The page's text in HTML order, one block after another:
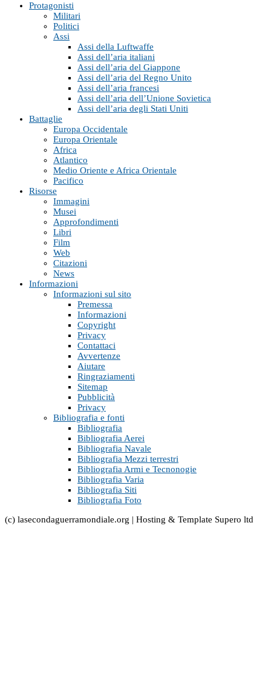
Protagonisti
Militari
Politici
Assi
Assi della Luftwaffe
Assi dell’aria italiani
Assi dell’aria del Giappone
Assi dell’aria del Regno Unito
Assi dell’aria francesi
Assi dell’aria dell’Unione Sovietica
Assi dell’aria degli Stati Uniti
Battaglie
Europa Occidentale
Europa Orientale
Africa
Atlantico
Medio Oriente e Africa Orientale
Pacifico
Risorse
Immagini
Musei
Approfondimenti
Libri
Film
Web
Citazioni
News
Informazioni
Informazioni sul sito
Premessa
Informazioni
Copyright
Privacy
Contattaci
Avvertenze
Aiutare
Ringraziamenti
Sitemap
Pubblicità
Privacy
Bibliografia e fonti
Bibliografia
Bibliografia Aerei
Bibliografia Navale
Bibliografia Mezzi terrestri
Bibliografia Armi e Tecnonogie
Bibliografia Varia
Bibliografia Siti
Bibliografia Foto
(c) lasecondaguerramondiale.org | Hosting & Template Supero ltd